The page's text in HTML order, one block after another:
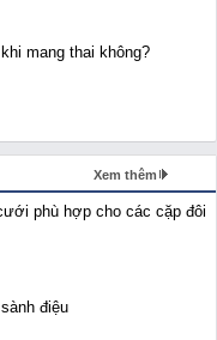
mang thai không?
Xem thêm
phù hợp cho các cặp đôi
điệu